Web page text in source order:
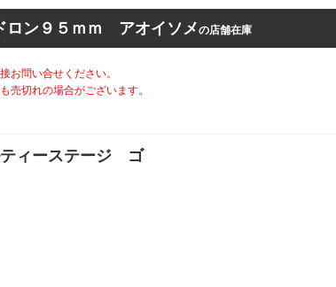
ロン９５ｍｍ アオイソメの店舗在庫
お問い合せください。
切れの場合がございます。
ィーステージ ゴ